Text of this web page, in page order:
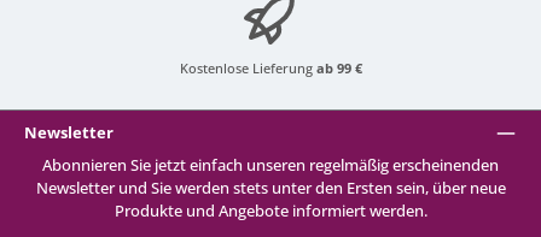
Kostenlose Lieferung ab 99 €
Newsletter
Abonnieren Sie jetzt einfach unseren regelmäßig erscheinenden
Newsletter und Sie werden stets unter den Ersten sein, über neue
Produkte und Angebote informiert werden.